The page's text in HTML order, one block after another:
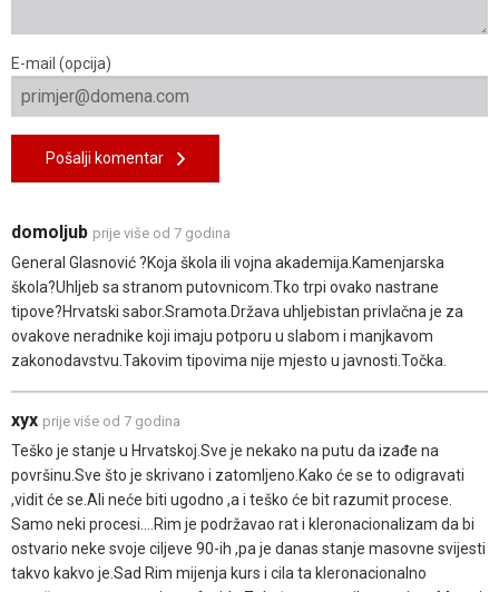
E-mail (opcija)
Pošalji komentar
domoljub prije više od 7 godina
General Glasnović ?Koja škola ili vojna akademija.Kamenjarska
škola?Uhljeb sa stranom putovnicom.Tko trpi ovako nastrane
tipove?Hrvatski sabor.Sramota.Država uhljebistan privlačna je za
ovakove neradnike koji imaju potporu u slabom i manjkavom
zakonodavstvu.Takovim tipovima nije mjesto u javnosti.Točka.
xyx prije više od 7 godina
Teško je stanje u Hrvatskoj.Sve je nekako na putu da izađe na
površinu.Sve što je skrivano i zatomljeno.Kako će se to odigravati
,vidit će se.Ali neće biti ugodno ,a i teško će bit razumit procese.
Samo neki procesi....Rim je podržavao rat i kleronacionalizam da bi
ostvario neke svoje ciljeve 90-ih ,pa je danas stanje masovne svijesti
takvo kakvo je.Sad Rim mijenja kurs i cila ta kleronacionalno